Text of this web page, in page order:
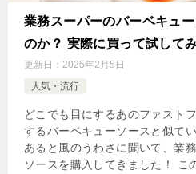
業務スーパーのバーベキュ
のか？ 実際に買って試して
更新日： 2025年2月5日
人気・流行
どこでも目にするあのファスト
するバーベキューソースと似て
あると風のうわさに聞いて、業
ソースを購入してきました！ こ